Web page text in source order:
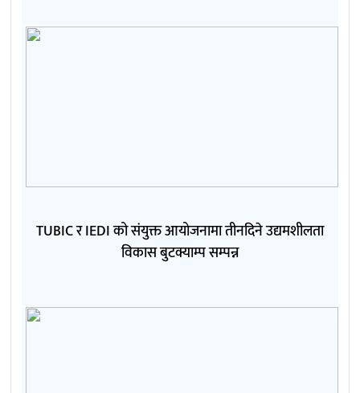
TUBIC र IEDI को संयुक्त आयोजनामा तीनदिने उद्यमशीलता
विकास बुटक्याम्प सम्पन्न